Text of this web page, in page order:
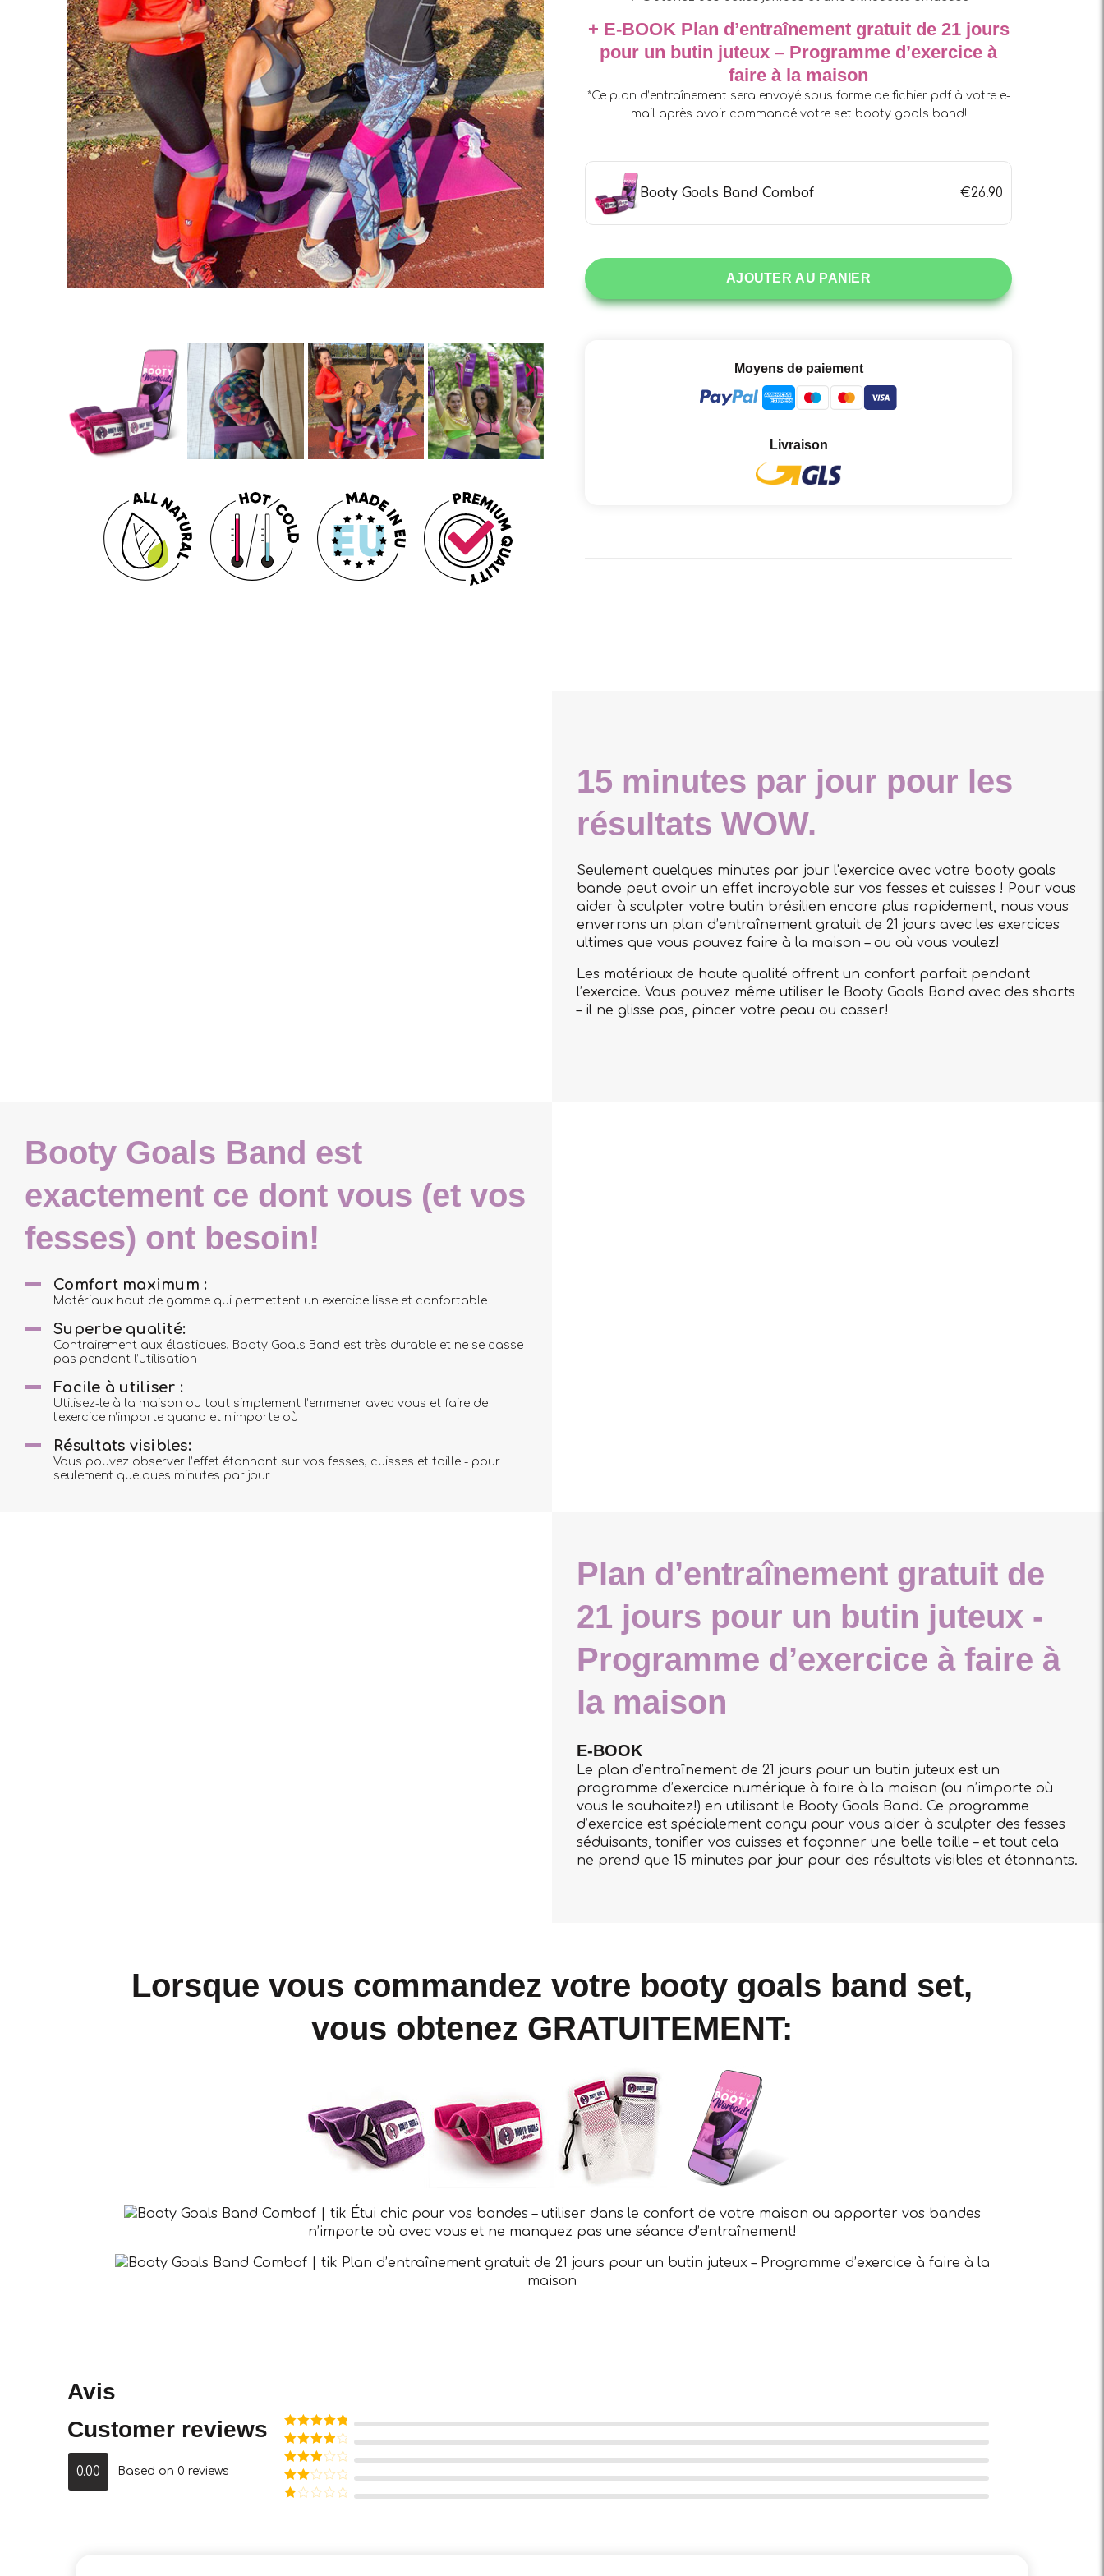
+ E-BOOK Plan d’entraînement gratuit de 21 jours
pour un butin juteux – Programme d’exercice à
faire à la maison
*Ce plan d’entraînement sera envoyé sous forme de fichier pdf à votre e-
mail après avoir commandé votre set booty goals band!
Booty Goals Band Combof €26.90
AJOUTER AU PANIER
Moyens de paiement
Livraison
15 minutes par jour pour les
résultats WOW.
Seulement quelques minutes par jour l’exercice avec votre booty goals
bande peut avoir un effet incroyable sur vos fesses et cuisses ! Pour vous
aider à sculpter votre butin brésilien encore plus rapidement, nous vous
enverrons un plan d’entraînement gratuit de 21 jours avec les exercices
ultimes que vous pouvez faire à la maison – ou où vous voulez!
Les matériaux de haute qualité offrent un confort parfait pendant
l’exercice. Vous pouvez même utiliser le Booty Goals Band avec des shorts
– il ne glisse pas, pincer votre peau ou casser!
Booty Goals Band est
exactement ce dont vous (et vos
fesses) ont besoin!
Comfort maximum :
Matériaux haut de gamme qui permettent un exercice lisse et confortable
Superbe qualité:
Contrairement aux élastiques, Booty Goals Band est très durable et ne se casse
pas pendant l’utilisation
Facile à utiliser :
Utilisez-le à la maison ou tout simplement l’emmener avec vous et faire de
l’exercice n’importe quand et n’importe où
Résultats visibles:
Vous pouvez observer l’effet étonnant sur vos fesses, cuisses et taille - pour
seulement quelques minutes par jour
Plan d’entraînement gratuit de
21 jours pour un butin juteux -
Programme d’exercice à faire à
la maison
E-BOOK
Le plan d’entraînement de 21 jours pour un butin juteux est un
programme d’exercice numérique à faire à la maison (ou n’importe où
vous le souhaitez!) en utilisant le Booty Goals Band. Ce programme
d’exercice est spécialement conçu pour vous aider à sculpter des fesses
séduisants, tonifier vos cuisses et façonner une belle taille – et tout cela
ne prend que 15 minutes par jour pour des résultats visibles et étonnants.
Lorsque vous commandez votre booty goals band set,
vous obtenez GRATUITEMENT:
Étui chic pour vos bandes – utiliser dans le confort de votre maison ou apporter vos bandes
n’importe où avec vous et ne manquez pas une séance d’entraînement!
Plan d’entraînement gratuit de 21 jours pour un butin juteux – Programme d’exercice à faire à la
maison
Avis
Customer reviews
0.00 Based on 0 reviews
Note5sur
5
Note4
sur 5
Note3
sur 5
Note